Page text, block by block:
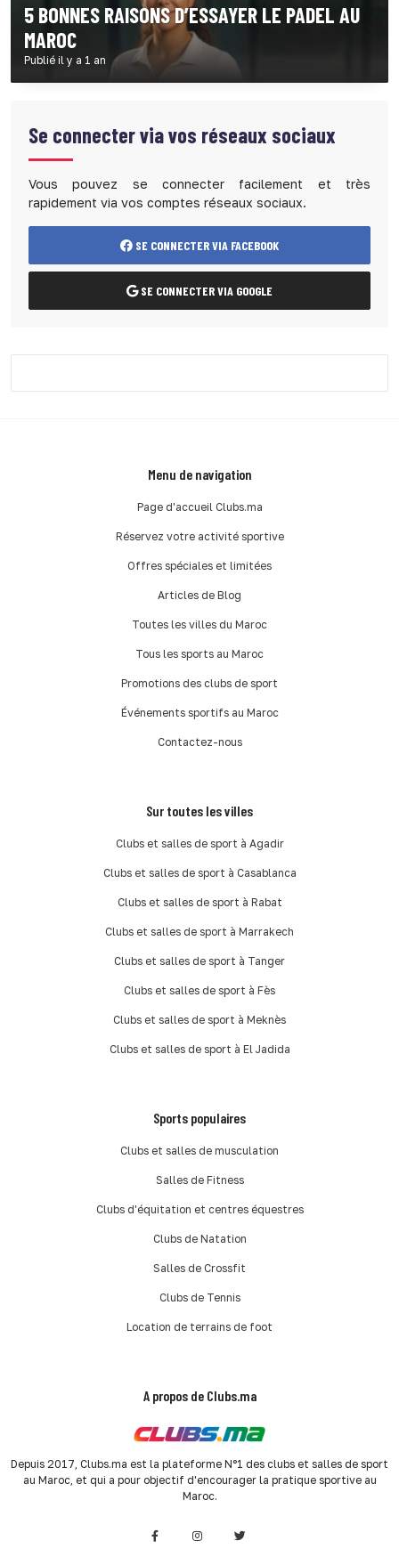
5 BONNES RAISONS D’ESSAYER LE PADEL AU
MAROC
Publié il y a 1 an
Se connecter via vos réseaux sociaux
Vous pouvez se connecter facilement et très
rapidement via vos comptes réseaux sociaux.
SE CONNECTER VIA FACEBOOK
SE CONNECTER VIA GOOGLE
Menu de navigation
Page d'accueil Clubs.ma
Réservez votre activité sportive
Offres spéciales et limitées
Articles de Blog
Toutes les villes du Maroc
Tous les sports au Maroc
Promotions des clubs de sport
Événements sportifs au Maroc
Contactez-nous
Sur toutes les villes
Clubs et salles de sport à Agadir
Clubs et salles de sport à Casablanca
Clubs et salles de sport à Rabat
Clubs et salles de sport à Marrakech
Clubs et salles de sport à Tanger
Clubs et salles de sport à Fès
Clubs et salles de sport à Meknès
Clubs et salles de sport à El Jadida
Sports populaires
Clubs et salles de musculation
Salles de Fitness
Clubs d'équitation et centres équestres
Clubs de Natation
Salles de Crossfit
Clubs de Tennis
Location de terrains de foot
A propos de Clubs.ma
Depuis 2017, Clubs.ma est la plateforme N°1 des clubs et salles de sport
au Maroc, et qui a pour objectif d'encourager la pratique sportive au
Maroc.